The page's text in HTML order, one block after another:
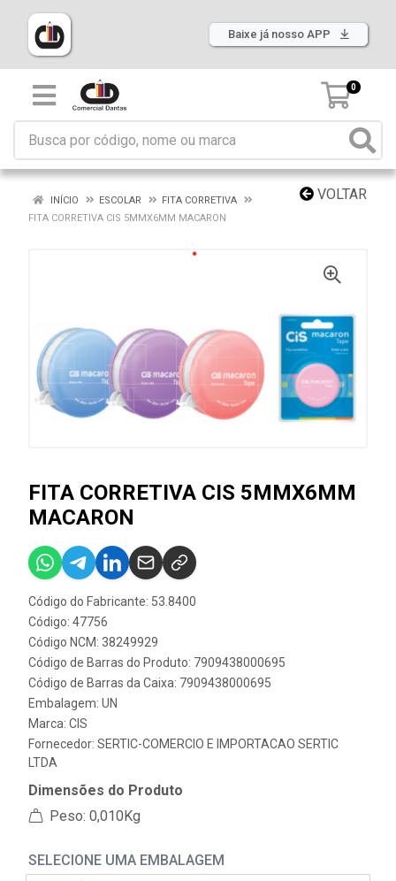
Baixe já nosso APP
0
VOLTAR
INÍCIO ESCOLAR
FITA CORRETIVA
FITA CORRETIVA CIS 5MMX6MM MACARON
FITA CORRETIVA CIS 5MMX6MM
MACARON
Código do Fabricante: 53.8400
Código: 47756
Código NCM: 38249929
Código de Barras do Produto: 7909438000695
Código de Barras da Caixa: 7909438000695
Embalagem: UN
Marca: CIS
Fornecedor: SERTIC-COMERCIO E IMPORTACAO SERTIC
LTDA
Dimensões do Produto
Peso: 0,010Kg
SELECIONE UMA EMBALAGEM